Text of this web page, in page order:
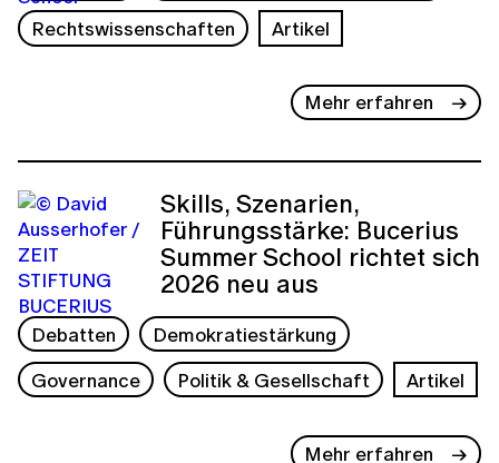
Rechtswissenschaften
Artikel
Mehr erfahren
Skills, Szenarien,
Führungsstärke: Bucerius
Summer School richtet sich
2026 neu aus
Debatten
Demokratiestärkung
Governance
Politik & Gesellschaft Artikel
Mehr erfahren